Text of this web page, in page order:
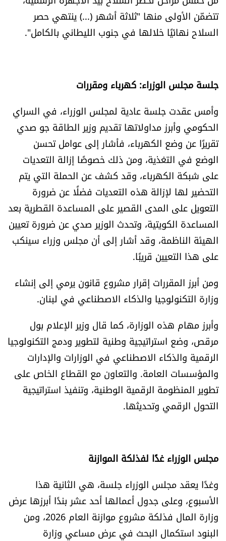
تتضمّن الأولى منها "ثلاثة أشهر (...) ينتهي حصر
السلاح نهائيًا خلالها في جنوب الليطاني بالكامل".
جلسة مجلس الوزراء: كهرباء ومقررات
وأمس عقدت جلسة عادية لمجلس الوزراء، في السراي
الحكومي وأبرز مداولاتها تقديم وزير الطاقة جو صدي
تقريرًا عن وضع الكهرباء، فأشار إلى عوامل تحسن
الوضع في التغذية، ومن ذلك خصوصًا إزالة التعديات
على شبكة الكهرباء، وقد كشف عن الحملة التي يتم
التحضير لها لإزالة هذه التعديات فضلًا عن ضرورة
التعويل على المدى القصير على المساعدة القطرية بعد
المساعدة الكويتية، وتحدث الوزير صدي عن ضرورة تعيين
الهيئة الناظمة، وقد أشار إلى أن مجلس وزراء سينكب
على هذا التعيين قريبًا.
ومن أبرز المقررات إقرار مشروع قانون يرمي إلى إنشاء
وزارة التكنولوجيا والذكاء الاصطناعي في لبنان.
وأبرز مهام هذه الوزارة، كما قال وزير الإعلام بول
مرقص، وضع استراتيجية وطنية لتطوير ودمج التكنولوجيا
الرقمية والذكاء الاصطناعي في الوزارات والإدارات
والمؤسسات العامة. والتعاون مع القطاع الخاص على
تطوير المنظومة الرقمية الوطنية، وتنفيذ استراتيجية
التحول الرقمي وتحديثها.
مجلس الوزراء غدًا لفذلكة الموازنة
وغدًا يعقد مجلس الوزراء جلسة، هي الثانية هذا
الأسبوع، وعلى جدول أعمالها أحد عشر بندًا أبرزها عرض
وزارة المال فذلكة مشروع موازنة العام 2026، ومن
البنود استكمال البحث في عرض مساعي وزارة